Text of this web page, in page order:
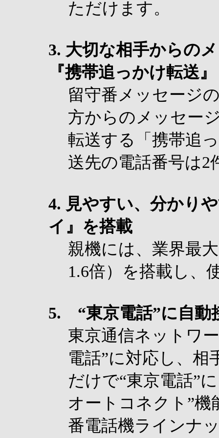
ただけます。
3. 大切な相手からの
『携帯追っかけ転送』
留守番メッセージ
方からのメッセー
転送する「携帯追
送先の電話番号は2
4. 見やすい、分かり
イ』を搭載
親機には、業界最
1.6倍）を搭載し、
5. “東京電話”に自動
東京通信ネットワ
電話”に対応し、
だけで“東京電話”
オートコネクト”
番電話機ラインナ